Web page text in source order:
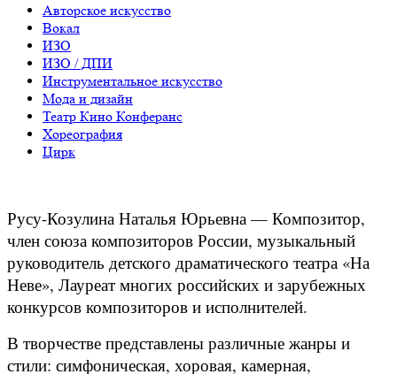
Авторское искусство
Вокал
ИЗО
ИЗО / ДПИ
Инструментальное искусство
Мода и дизайн
Театр Кино Конферанс
Хореография
Цирк
Русу-Козулина Наталья Юрьевна — Композитор,
член союза композиторов России, музыкальный
руководитель детского драматического театра «На
Неве», Лауреат многих российских и зарубежных
конкурсов композиторов и исполнителей.
В творчестве представлены различные жанры и
стили: симфоническая, хоровая, камерная,